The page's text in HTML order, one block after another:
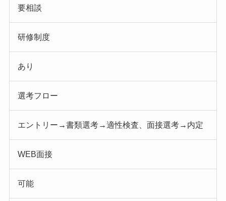
要相談
研修制度
あり
選考フロー
エントリー→書類選考→適性検査、面接選考→内定
WEB面接
可能